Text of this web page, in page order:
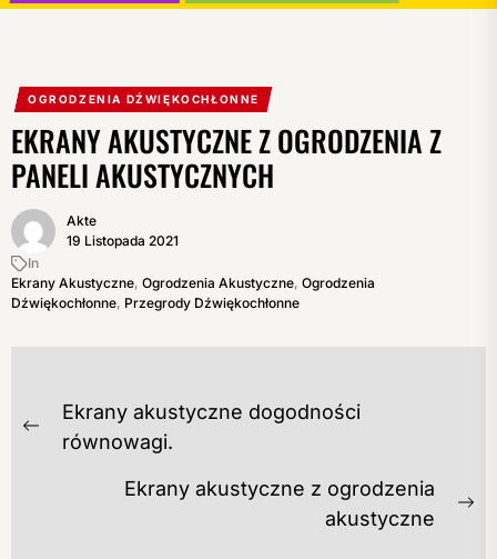
OGRODZENIA DŹWIĘKOCHŁONNE
EKRANY AKUSTYCZNE Z OGRODZENIA Z
PANELI AKUSTYCZNYCH
Akte
19 Listopada 2021
In
Ekrany Akustyczne, Ogrodzenia Akustyczne, Ogrodzenia
Dźwiękochłonne, Przegrody Dźwiękochłonne
NAWIGACJA
WPISU
Previous
Ekrany akustyczne dogodności
równowagi.
Ekrany akustyczne z ogrodzenia
akustyczne